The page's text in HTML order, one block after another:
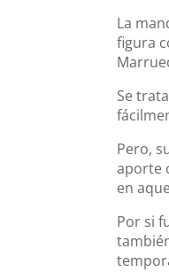
La
figura
Se
Pero,
aporte
en
Por si